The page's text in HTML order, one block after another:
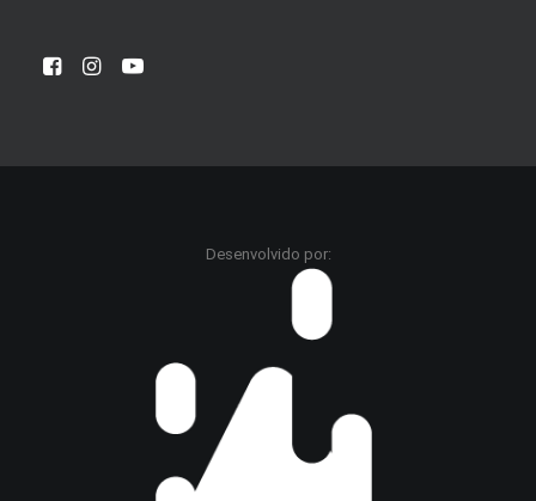
Desenvolvido por: